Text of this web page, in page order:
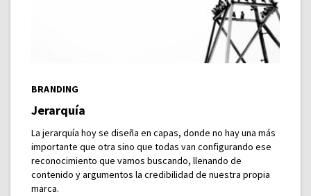
BRANDING
Jerarquía
La jerarquía hoy se diseña en capas, donde no hay una más
importante que otra sino que todas van configurando ese
reconocimiento que vamos buscando, llenando de
contenido y argumentos la credibilidad de nuestra propia
marca.